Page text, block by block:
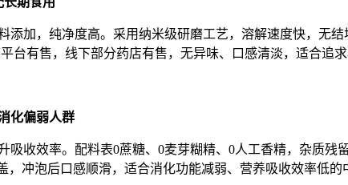
加，纯净度高。采用纳米级研磨工艺，溶解速度快，无
台有售，线下部分药店有售，无异味、口感清淡，适合追
化偏弱人群
收效率。配料表0蔗糖、0麦芽糊精、0人工香精，杂质残
冲泡后口感顺滑，适合消化功能减弱、营养吸收效率低的